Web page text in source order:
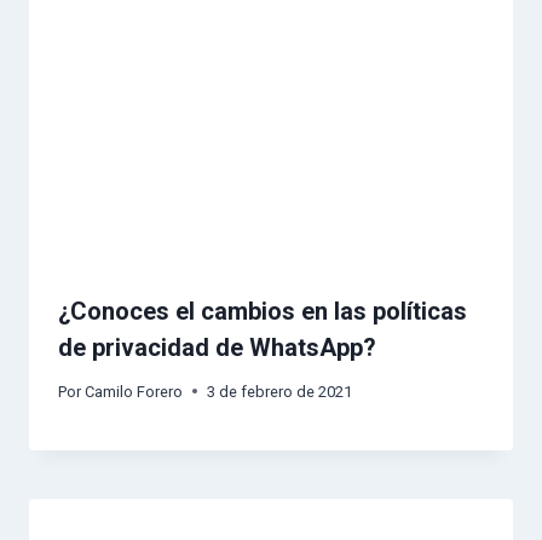
¿Conoces el cambios en las políticas
de privacidad de WhatsApp?
Por Camilo Forero 3 de febrero de 2021